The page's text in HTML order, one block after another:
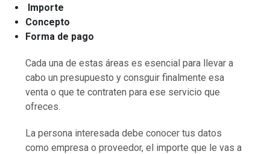
Importe
Concepto
Forma de pago
Cada una de estas áreas es esencial para llevar a
cabo un presupuesto y consguir finalmente esa
venta o que te contraten para ese servicio que
ofreces.
La persona interesada debe conocer tus datos
como empresa o proveedor, el importe que le vas a